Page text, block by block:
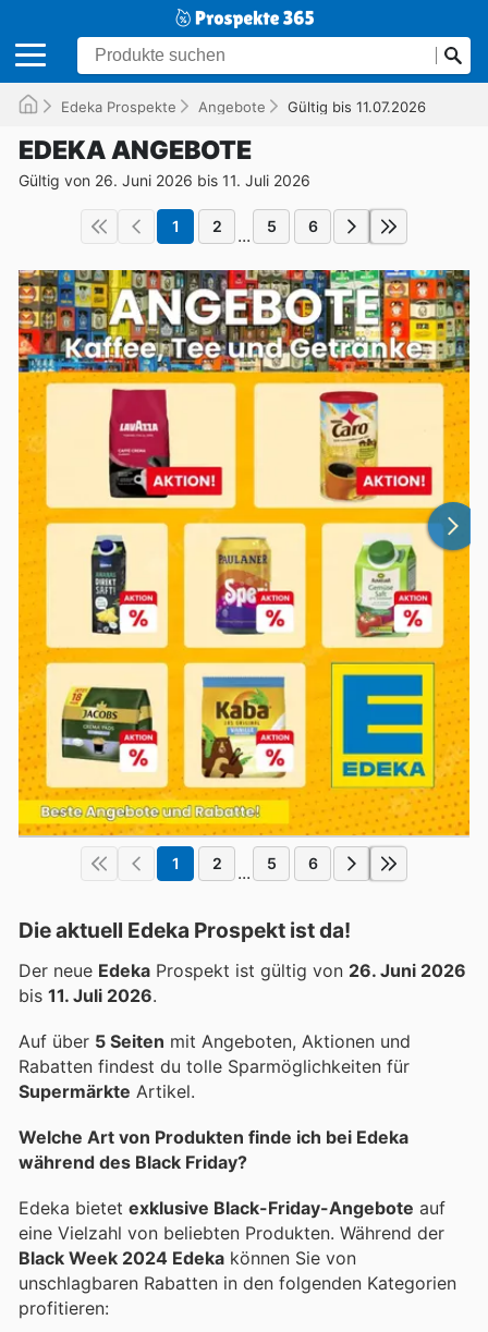
Edeka Prospekte Angebote Gültig bis 11.07.2026
EDEKA ANGEBOTE
Gültig von 26. Juni 2026 bis 11. Juli 2026
1 2 ... 5 6
1 2 ... 5 6
Die aktuell Edeka Prospekt ist da!
Der neue Edeka Prospekt ist gültig von 26. Juni 2026
bis 11. Juli 2026.
Auf über 5 Seiten mit Angeboten, Aktionen und
Rabatten findest du tolle Sparmöglichkeiten für
Supermärkte Artikel.
Welche Art von Produkten finde ich bei Edeka
während des Black Friday?
Edeka bietet exklusive Black-Friday-Angebote auf
eine Vielzahl von beliebten Produkten. Während der
Black Week 2024 Edeka können Sie von
unschlagbaren Rabatten in den folgenden Kategorien
profitieren: